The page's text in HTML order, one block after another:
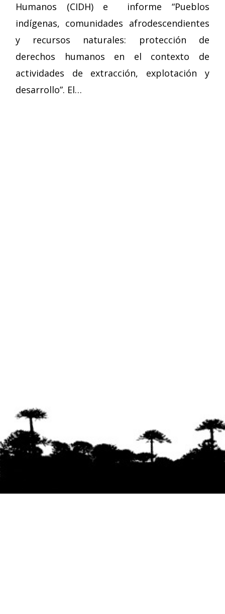
Humanos (CIDH) e informe “Pueblos
indígenas, comunidades afrodescendientes
y recursos naturales: protección de
derechos humanos en el contexto de
actividades de extracción, explotación y
desarrollo”. El…